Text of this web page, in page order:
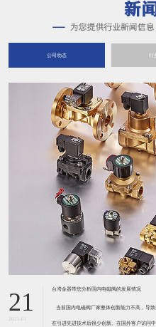
公司动态 行
21
2021-01
台湾金器带您分析国内电磁阀的发展情况
当前国内电磁阀厂家整体创新能力不高，导
在引进先进技术后很少创新。在国外客户访问